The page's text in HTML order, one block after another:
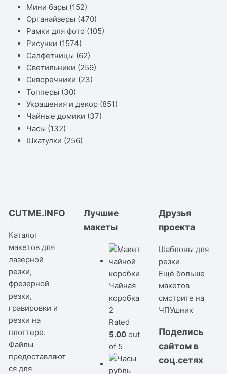
Мини бары (152)
Органайзеры (470)
Рамки для фото (105)
Рисунки (1574)
Салфетницы (62)
Светильники (259)
Скворечники (23)
Топперы (30)
Украшения и декор (851)
Чайные домики (37)
Часы (132)
Шкатулки (256)
CUTME.INFO
Каталог
макетов для
лазерной
резки,
фрезерной
резки,
гравировки и
резки на
плоттере.
Файлы
предоставляют
ся для
Лучшие
макеты
Чайная
коробка
2
Rated
5.00 out
of 5
Друзья
проекта
Шаблоны для
резки
Ещё больше
макетов
смотрите на
ЧПУшник
Поделись
сайтом в
соц.сетях